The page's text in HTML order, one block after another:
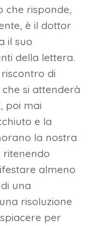
che risponde,
è il dottor
il suo
della lettera.
di
si attenderà
poi mai
e la
la nostra
ritenendo
almeno
una
risoluzione
per